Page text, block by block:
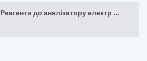
Реагенти до аналізатору електр ...